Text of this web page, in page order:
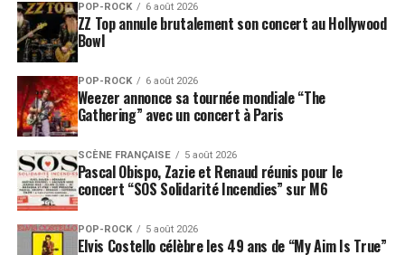
POP-ROCK 6 août 2026
ZZ Top annule brutalement son concert au Hollywood
Bowl
POP-ROCK 6 août 2026
Weezer annonce sa tournée mondiale “The
Gathering” avec un concert à Paris
SCÈNE FRANÇAISE 5 août 2026
Pascal Obispo, Zazie et Renaud réunis pour le
concert “SOS Solidarité Incendies” sur M6
POP-ROCK 5 août 2026
Elvis Costello célèbre les 49 ans de “My Aim Is True”